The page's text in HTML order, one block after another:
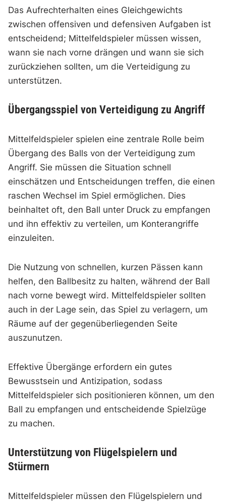
Das Aufrechterhalten eines Gleichgewichts
zwischen offensiven und defensiven Aufgaben ist
entscheidend; Mittelfeldspieler müssen wissen,
wann sie nach vorne drängen und wann sie sich
zurückziehen sollten, um die Verteidigung zu
unterstützen.
Übergangsspiel von Verteidigung zu Angriff
Mittelfeldspieler spielen eine zentrale Rolle beim
Übergang des Balls von der Verteidigung zum
Angriff. Sie müssen die Situation schnell
einschätzen und Entscheidungen treffen, die einen
raschen Wechsel im Spiel ermöglichen. Dies
beinhaltet oft, den Ball unter Druck zu empfangen
und ihn effektiv zu verteilen, um Konterangriffe
einzuleiten.
Die Nutzung von schnellen, kurzen Pässen kann
helfen, den Ballbesitz zu halten, während der Ball
nach vorne bewegt wird. Mittelfeldspieler sollten
auch in der Lage sein, das Spiel zu verlagern, um
Räume auf der gegenüberliegenden Seite
auszunutzen.
Effektive Übergänge erfordern ein gutes
Bewusstsein und Antizipation, sodass
Mittelfeldspieler sich positionieren können, um den
Ball zu empfangen und entscheidende Spielzüge
zu machen.
Unterstützung von Flügelspielern und
Stürmern
Mittelfeldspieler müssen den Flügelspielern und